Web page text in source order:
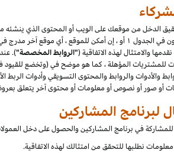
الدخل من موقعك على الويب أو المحتوى الذي ينشئه
عمولة برنامج المشاركين (كل موقع
والامتثال لهذه الاتفاقية ("الروابط المخصصة").
المؤهلة ، كما هو موضح في (وتخضع للقيود
والأدوات والروابط والمحتوى التسويقي وأدوات الربط
أو صور أو نصوص أو معلومات أو محتوى آخر يتعلق
للمشاركة في برنامج المشاركين والحصول على دخل
نطلبها للتحقق من امتثالك لهذه الاتفاقية.